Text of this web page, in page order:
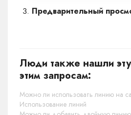
Предварительный
Люди также нашли
этим запросам:
Можно ли использовать линию на
Использование линий